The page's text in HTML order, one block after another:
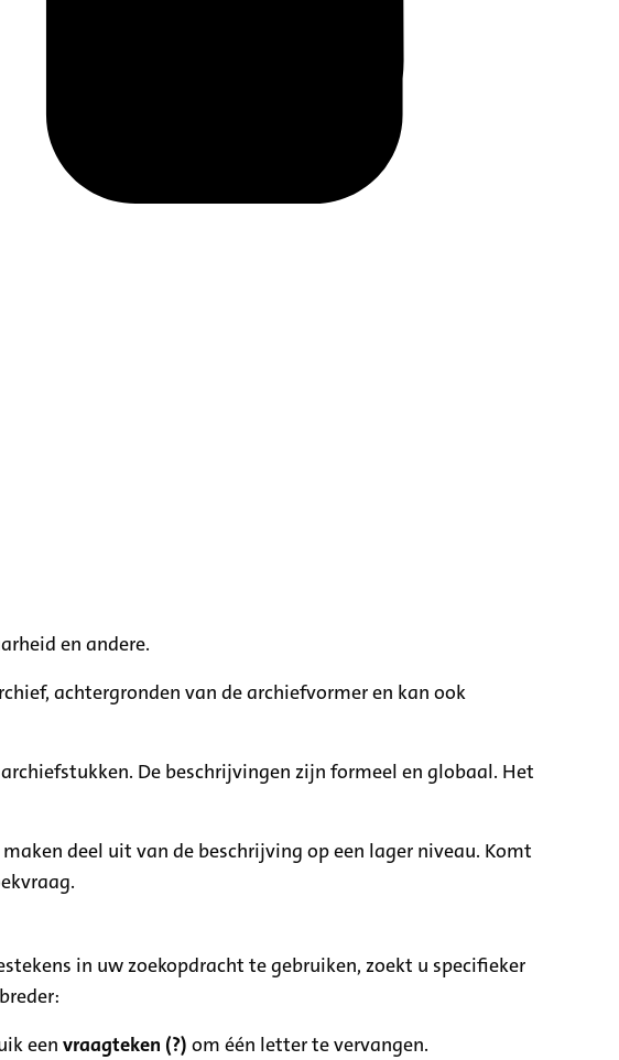
en andere.
achtergronden van de archiefvormer en kan ook
De beschrijvingen zijn formeel en globaal. Het
deel uit van de beschrijving op een lager niveau. Komt
in uw zoekopdracht te gebruiken, zoekt u specifieker
eenvraagteken (?) om één letter te vervangen.